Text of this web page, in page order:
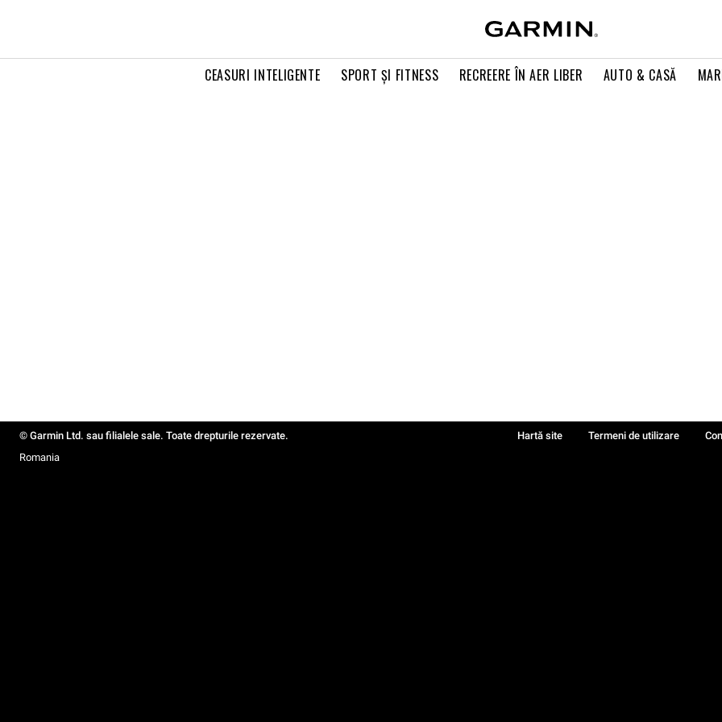
CEASURI INTELIGENTE SPORT ŞI FITNESS RECREERE ÎN AER LIBER AUTO & CASĂ
© Garmin Ltd. sau filialele sale. Toate drepturile rezervate. Hartă site Termeni de utilizare
Romania